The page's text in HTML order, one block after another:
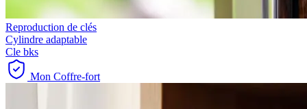
Reproduction de clés
Cylindre adaptable
Cle bks
Mon Coffre-fort